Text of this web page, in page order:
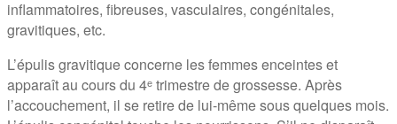
inflammatoires, fibreuses, vasculaires, congénitales,
gravitiques, etc.
L’épulis gravitique concerne les femmes enceintes et
apparaît au cours du 4ᵉ trimestre de grossesse. Après
l’accouchement, il se retire de lui-même sous quelques mois.